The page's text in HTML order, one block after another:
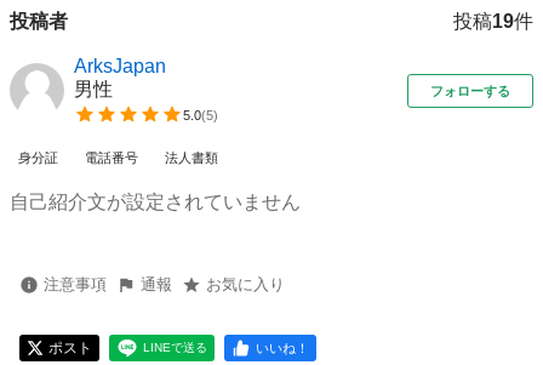
投稿者 投稿19件
ArksJapan
男性
5.0(5)
フォローする
身分証 電話番号 法人書類
自己紹介文が設定されていません
注意事項 通報 お気に入り
ポスト LINEで送る いいね！